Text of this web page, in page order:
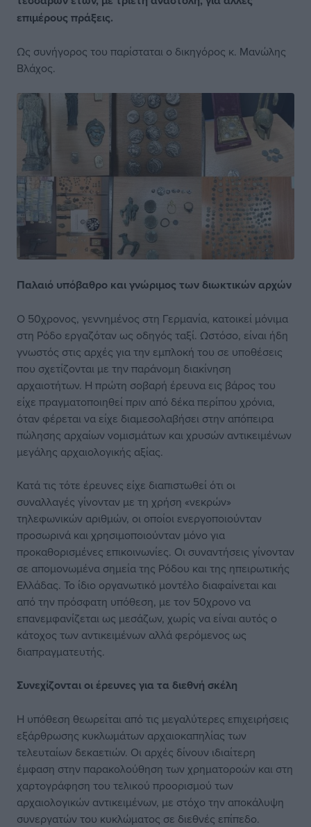
επιμέρους πράξεις.
Ως συνήγορος του παρίσταται ο δικηγόρος κ. Μανώλης
Βλάχος.
Παλαιό υπόβαθρο και γνώριμος των διωκτικών αρχών
Ο 50χρονος, γεννημένος στη Γερμανία, κατοικεί μόνιμα
στη Ρόδο εργαζόταν ως οδηγός ταξί. Ωστόσο, είναι ήδη
γνωστός στις αρχές για την εμπλοκή του σε υποθέσεις
που σχετίζονται με την παράνομη διακίνηση
αρχαιοτήτων. Η πρώτη σοβαρή έρευνα εις βάρος του
είχε πραγματοποιηθεί πριν από δέκα περίπου χρόνια,
όταν φέρεται να είχε διαμεσολαβήσει στην απόπειρα
πώλησης αρχαίων νομισμάτων και χρυσών αντικειμένων
μεγάλης αρχαιολογικής αξίας.
Κατά τις τότε έρευνες είχε διαπιστωθεί ότι οι
συναλλαγές γίνονταν με τη χρήση «νεκρών»
τηλεφωνικών αριθμών, οι οποίοι ενεργοποιούνταν
προσωρινά και χρησιμοποιούνταν μόνο για
προκαθορισμένες επικοινωνίες. Οι συναντήσεις γίνονταν
σε απομονωμένα σημεία της Ρόδου και της ηπειρωτικής
Ελλάδας. Το ίδιο οργανωτικό μοντέλο διαφαίνεται και
από την πρόσφατη υπόθεση, με τον 50χρονο να
επανεμφανίζεται ως μεσάζων, χωρίς να είναι αυτός ο
κάτοχος των αντικειμένων αλλά φερόμενος ως
διαπραγματευτής.
Συνεχίζονται οι έρευνες για τα διεθνή σκέλη
Η υπόθεση θεωρείται από τις μεγαλύτερες επιχειρήσεις
εξάρθρωσης κυκλωμάτων αρχαιοκαπηλίας των
τελευταίων δεκαετιών. Οι αρχές δίνουν ιδιαίτερη
έμφαση στην παρακολούθηση των χρηματοροών και στη
χαρτογράφηση του τελικού προορισμού των
αρχαιολογικών αντικειμένων, με στόχο την αποκάλυψη
συνεργατών του κυκλώματος σε διεθνές επίπεδο.